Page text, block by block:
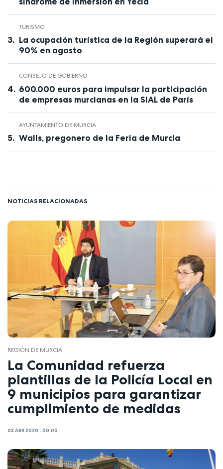
TURISMO
La ocupación turística de la Región superará el
90% en agosto
CONSEJO DE GOBIERNO
600.000 euros para impulsar la participación
de empresas murcianas en la SIAL de París
AYUNTAMIENTO DE MURCIA
Walls, pregonero de la Feria de Murcia
NOTICIAS RELACIONADAS
REGIÓN DE MURCIA
La Comunidad refuerza
plantillas de la Policía Local en
9 municipios para garantizar
cumplimiento de medidas
03 ABR 2020 - 00:00